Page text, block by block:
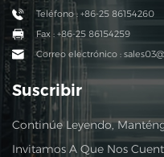
Teléfono : +86-25 86154260
Fax : +86-25 86154259
Correo electrónico :
Suscribir
Continúe Leyendo,
Invitamos A Que Nos